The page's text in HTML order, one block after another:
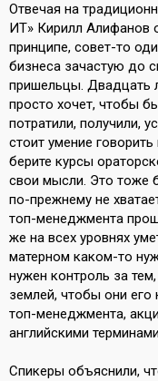
Отвечая на
ИТ» Кирилл Алифанов
принципе, совет-то
бизнеса зачастую до
пришельцы. Двадцать
просто хочет, чтобы
потратили, получили,
стоит умение
берите курсы
свои мысли. Это тоже
по-прежнему не
топ-менеджмента
же на всех уровнях
матерном каком-то
нужен контроль за
землей, чтобы они его
топ-менеджмента,
английскими
Спикеры объяснили,